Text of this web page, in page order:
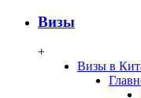
Визы
+
Визы в